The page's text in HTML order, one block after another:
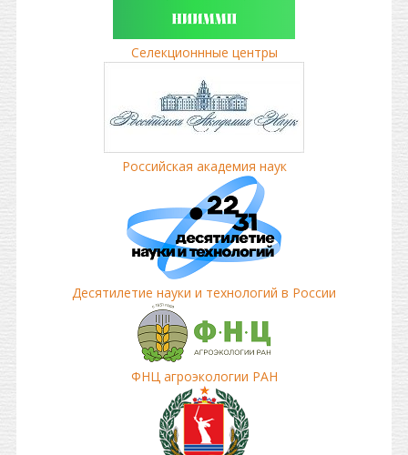
Селекционнные центры
Российская академия наук
Десятилетие науки и технологий в России
ФНЦ агроэкологии РАН